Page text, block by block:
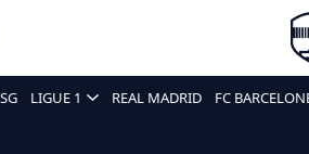
LIGUE 1 REAL MADRID FC